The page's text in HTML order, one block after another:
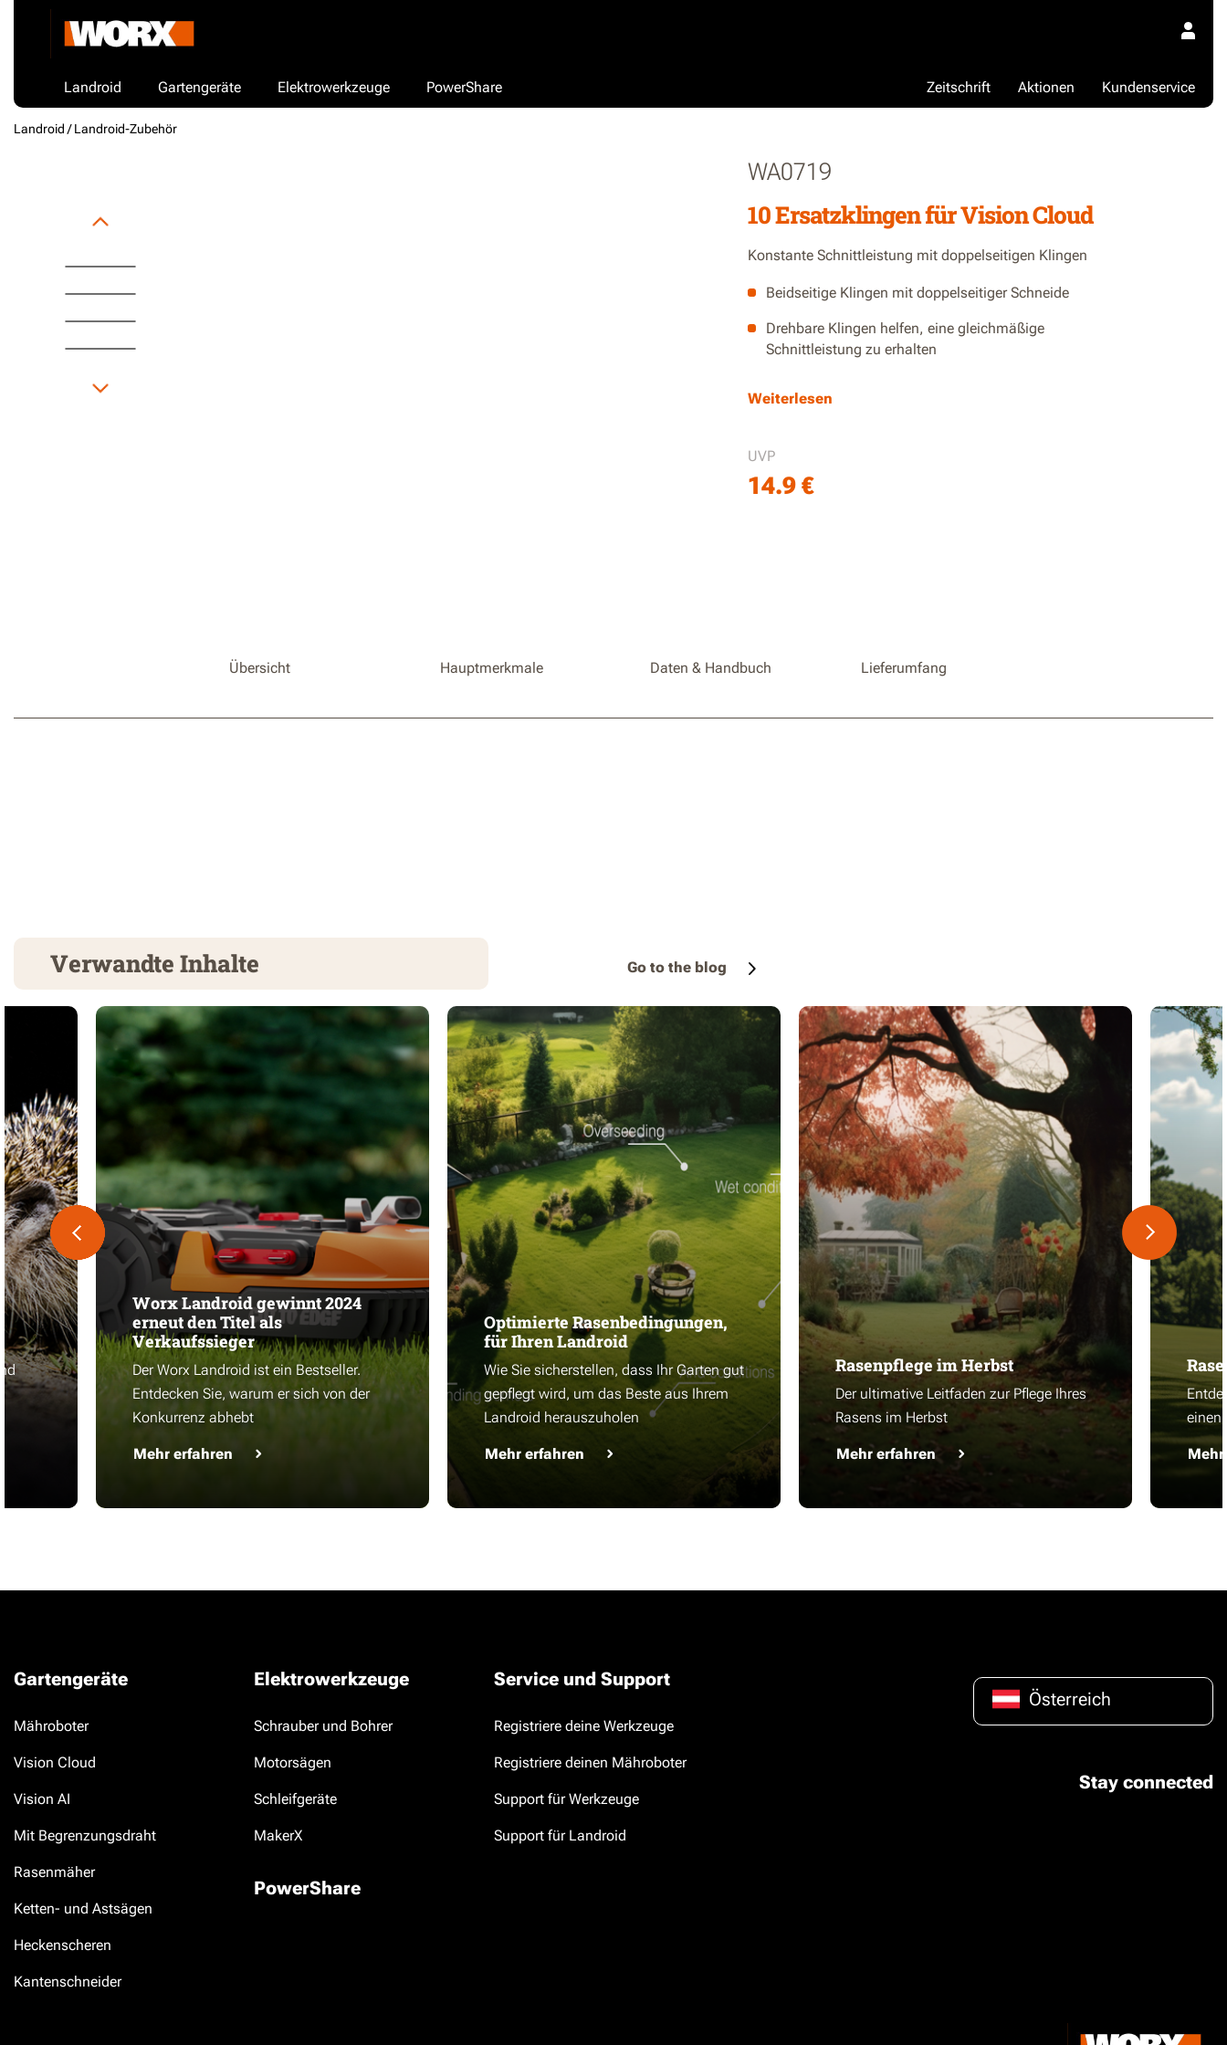
Landroid Gartengeräte Elektrowerkzeuge PowerShare Kundenservice
Aktionen
Zeitschrift
Landroid /Landroid-Zubehör
WA0719
10 Ersatzklingen für Vision Cloud
Konstante Schnittleistung mit doppelseitigen Klingen
Beidseitige Klingen mit doppelseitiger Schneide
Drehbare Klingen helfen, eine gleichmäßige
Schnittleistung zu erhalten
nicht gepflegtem Gras
Kompatibel mit WR303E / WR304E / WR305E /
WR306E / WR365E / WR365E.1 / WR308E / WR310E
Weiterlesen
UVP
14.9€
Übersicht Hauptmerkmale Daten & Handbuch Lieferumfang
Verwandte Inhalte Go to the blog
Worx Landroid gewinnt 2024
erneut den Titel als
Verkaufssieger
Der Worx Landroid ist ein Bestseller.
Entdecken Sie, warum er sich von der
Konkurrenz abhebt
Mehr erfahren
Optimierte Rasenbedingungen,
für Ihren Landroid
Wie Sie sicherstellen, dass Ihr Garten gut
gepflegt wird, um das Beste aus Ihrem
Landroid herauszuholen
Mehr erfahren
Rasenpflege im Herbst
Der ultimative Leitfaden zur Pflege Ihres
Rasens im Herbst
Mehr erfahren
einen
Gartengeräte
Mähroboter
Vision Cloud
Vision AI
Mit Begrenzungsdraht
Rasenmäher
Ketten- und Astsägen
Heckenscheren
Kantenschneider
Elektrowerkzeuge
Schrauber und Bohrer
Motorsägen
Schleifgeräte
MakerX
PowerShare
Service und Support
Registriere deine Werkzeuge
Registriere deinen Mähroboter
Support für Werkzeuge
Support für Landroid
Österreich
Stay connected